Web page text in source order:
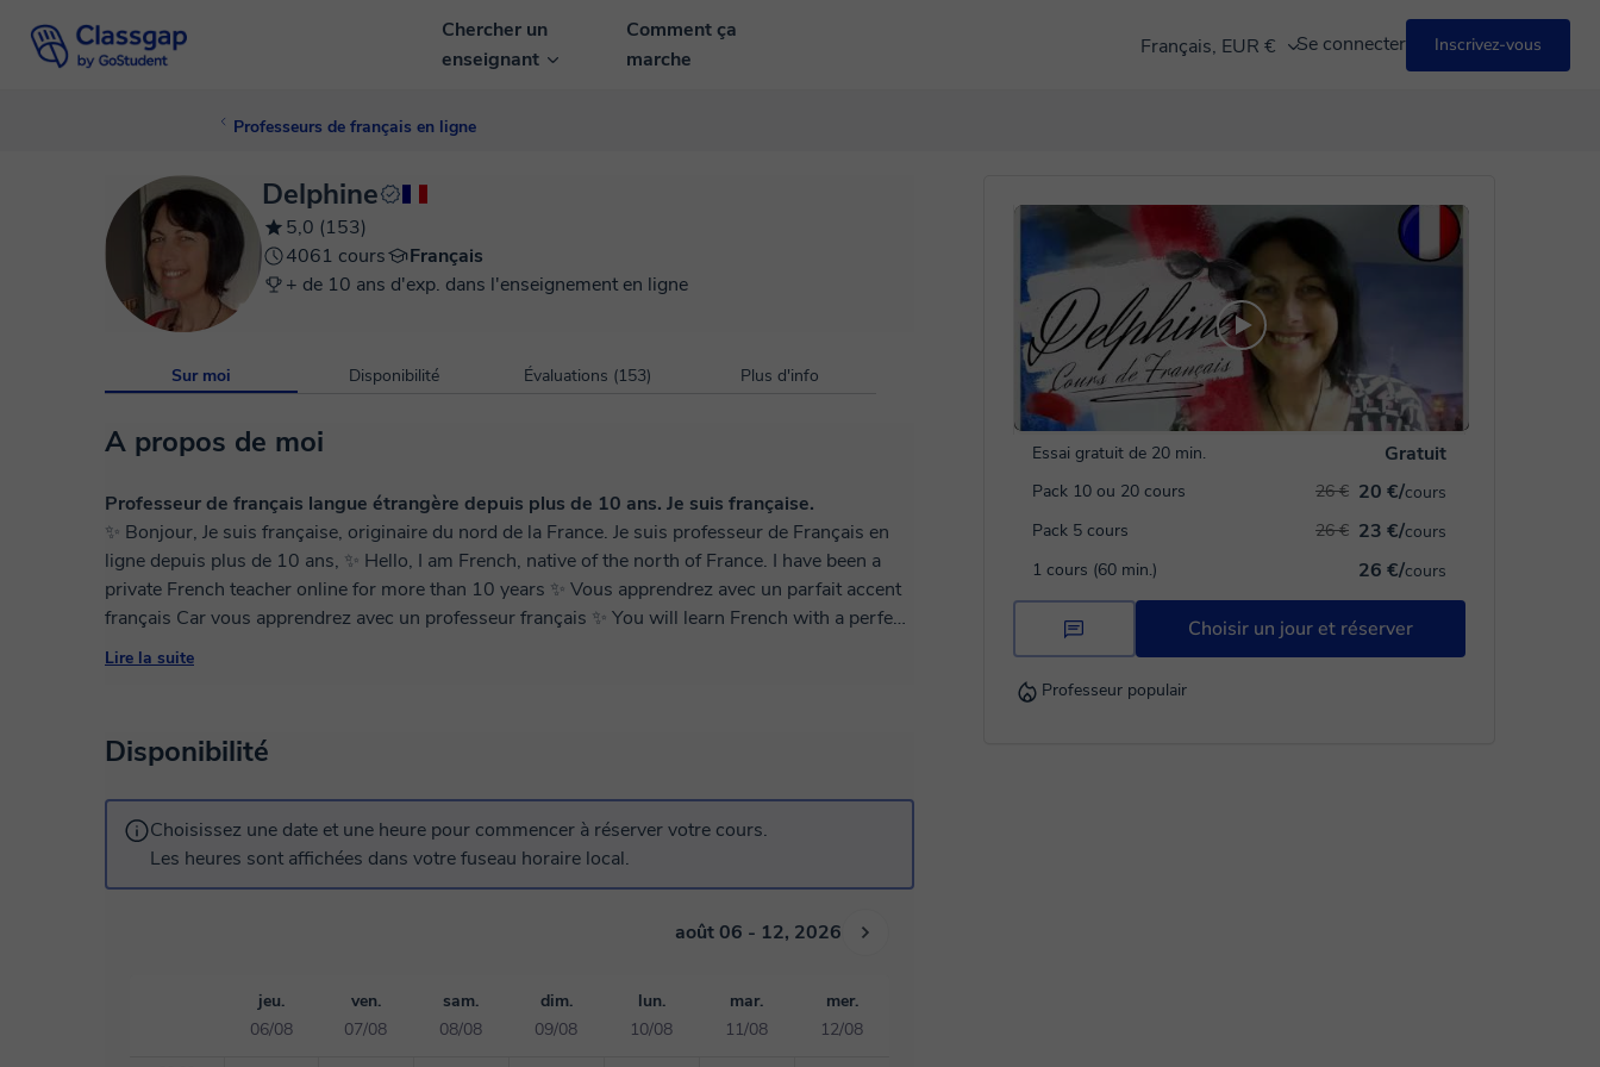
Chercher un
enseignant
Comment ça
marche
Français, EUR € Se connecter Inscrivez-vous
Professeurs de français en ligne
Essai gratuit de 20 min. Gratuit
Pack 10 ou 20 cours 20 €/cours
26 €
Pack 5 cours
23 €/cours
26 €
1 cours (60 min.)
26 €/cours
Choisir un jour et réserver
Professeur populair
Delphine
5,0 (153)
4061 cours
Français
+ de 10 ans d'exp. dans l'enseignement en ligne
Sur moi Disponibilité Évaluations (153) Plus d'info
A propos de moi
Professeur de français langue étrangère depuis plus de 10 ans. Je suis française.
✨ Bonjour, Je suis française, originaire du nord de la France. Je suis professeur de Français en
ligne depuis plus de 10 ans, ✨ Hello, I am French, native of the north of France. I have been a
private French teacher online for more than 10 years ✨ Vous apprendrez avec un parfait accent
français Car vous apprendrez avec un professeur français ✨ You will learn French with a perfect
French accent Because you will learn with a native teacher ✨ Je peux vous préparer aux examens
job interview or just out of interest? Hello, my name is Delphine. I'm a native French speaker. I
you to learn French with me ✨ Passer un examen est bien mais pas suffisant. Je vous propose
des cours de conversation avec une française native. Vous êtes stressé quand vous devez vous
de grammaire et de syntaxe. ✨ speaking regularly will help make you more fluent in your speech.
également vous préparer aux entretiens d'embauche en français et ainsi éviter les pièges de
Lire la suite
Disponibilité
Choisissez une date et une heure pour commencer à réserver votre cours.
Les heures sont affichées dans votre fuseau horaire local.
août 06 - 12, 2026
jeu.
06/08
ven.
07/08
sam.
08/08
dim.
09/08
lun.
10/08
mar.
11/08
mer.
12/08